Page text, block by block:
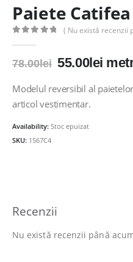
Paiete
( Nu există recenzii
78.00lei Prețul
a
fost:
55.00lei
este:
Modelul reversibil al
articol vestimentar.
Availability: Stoc epuizat
SKU: 1567C4
Recenzii
Nu există recenzii până